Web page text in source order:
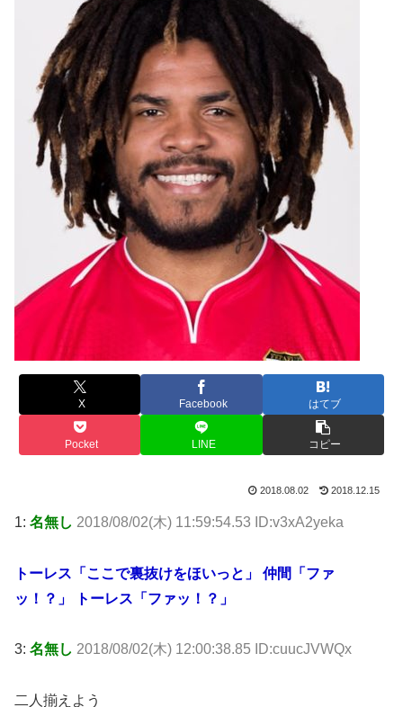
X Facebook はてブ
Pocket LINE コピー
2018.08.02 2018.12.15
1: 名無し 2018/08/02(木) 11:59:54.53 ID:v3xA2yeka
トーレス「ここで裏抜けをほいっと」 仲間「ファ
ッ！？」 トーレス「ファッ！？」
3: 名無し 2018/08/02(木) 12:00:38.85 ID:cuucJVWQx
二人揃えよう